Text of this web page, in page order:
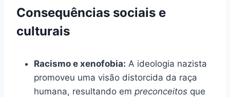
Consequências sociais e
culturais
Racismo e xenofobia: A ideologia nazista
promoveu uma visão distorcida da raça
humana, resultando em preconceitos que